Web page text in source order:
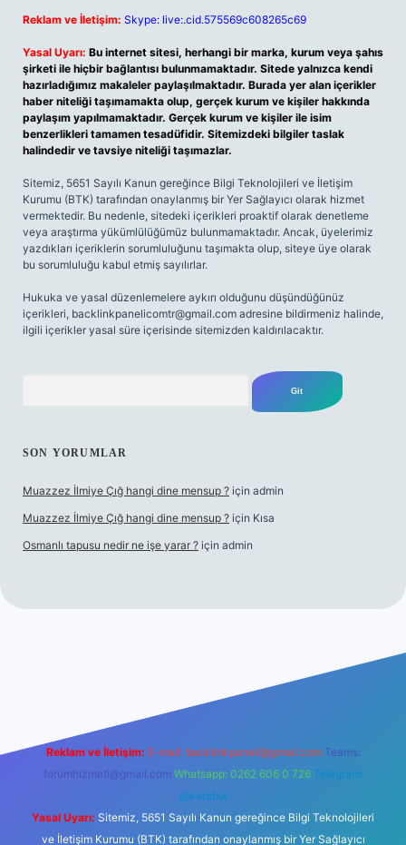
Reklam ve İletişim: Skype: live:.cid.575569c608265c69
Yasal Uyarı: Bu internet sitesi, herhangi bir marka, kurum veya şahıs
şirketi ile hiçbir bağlantısı bulunmamaktadır. Sitede yalnızca kendi
hazırladığımız makaleler paylaşılmaktadır. Burada yer alan içerikler
haber niteliği taşımamakta olup, gerçek kurum ve kişiler hakkında
paylaşım yapılmamaktadır. Gerçek kurum ve kişiler ile isim
benzerlikleri tamamen tesadüfidir. Sitemizdeki bilgiler taslak
halindedir ve tavsiye niteliği taşımazlar.
Sitemiz, 5651 Sayılı Kanun gereğince Bilgi Teknolojileri ve İletişim
Kurumu (BTK) tarafından onaylanmış bir Yer Sağlayıcı olarak hizmet
vermektedir. Bu nedenle, sitedeki içerikleri proaktif olarak denetleme
veya araştırma yükümlülüğümüz bulunmamaktadır. Ancak, üyelerimiz
yazdıkları içeriklerin sorumluluğunu taşımakta olup, siteye üye olarak
bu sorumluluğu kabul etmiş sayılırlar.
Hukuka ve yasal düzenlemelere aykırı olduğunu düşündüğünüz
içerikleri, backlinkpanelicomtr@gmail.com adresine bildirmeniz halinde,
ilgili içerikler yasal süre içerisinde sitemizden kaldırılacaktır.
SON YORUMLAR
Muazzez İlmiye Çığ hangi dine mensup ? için admin
Muazzez İlmiye Çığ hangi dine mensup ? için Kısa
Osmanlı tapusu nedir ne işe yarar ? için admin
Reklam ve İletişim: E-mail: backlinkpaneli@gmail.com Teams:
forumhizmeti@gmail.com Whatsapp: 0262 606 0 726 Telegram:
@karabul
Yasal Uyarı: Sitemiz, 5651 Sayılı Kanun gereğince Bilgi Teknolojileri
ve İletişim Kurumu (BTK) tarafından onaylanmış bir Yer Sağlayıcı